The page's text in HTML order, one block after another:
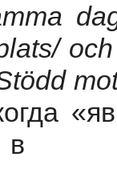
/ och
ödd